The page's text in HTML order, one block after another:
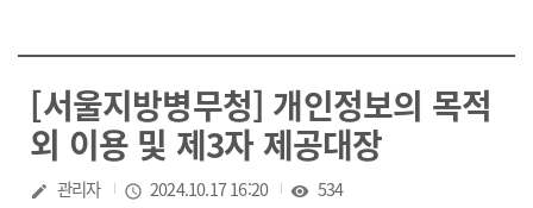
[서울지방병무청] 개인정보의 목적
외 이용 및 제3자 제공대장
작성자
create 관리자 작성일
access_time 2024.10.17 16:20 조회수
visibility 534